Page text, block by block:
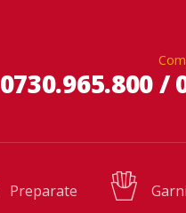
0730.965.800 /
Preparate